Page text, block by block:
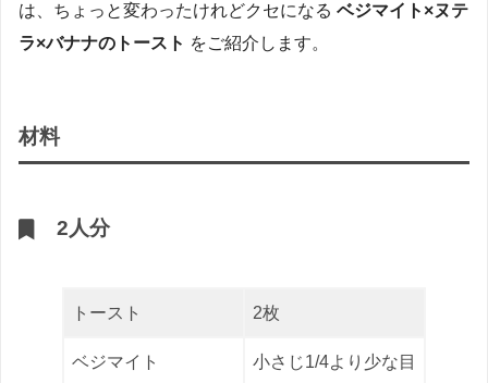
は、ちょっと変わったけれどクセになる ベジマイト×ヌテ
ラ×バナナのトースト をご紹介します。
材料
2人分
トースト 2枚
ベジマイト 小さじ1/4より少な目